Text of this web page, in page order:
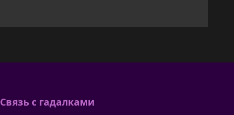
Связь с гадалками